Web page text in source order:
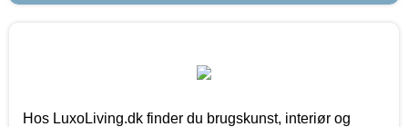
Hos LuxoLiving.dk finder du brugskunst, interiør og